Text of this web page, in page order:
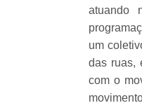
atuando
um
das ruas,
com o